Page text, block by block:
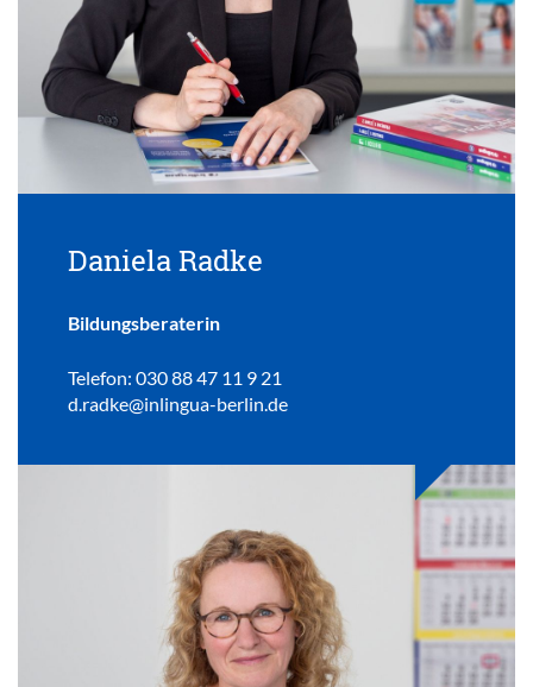
Daniela Radke
Bildungsberaterin
Telefon: 030 88 47 11 9 21
d.radke@inlingua-berlin.de